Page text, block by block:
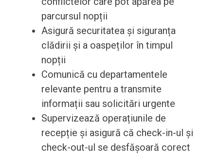
parcursul nopții
Asigură securitatea și siguranța
clădirii și a oaspeților în timpul
nopții
Comunică cu departamentele
relevante pentru a transmite
informații sau solicitări urgente
Supervizează operațiunile de
recepție și asigură că check-in-ul și
check-out-ul se desfășoară corect